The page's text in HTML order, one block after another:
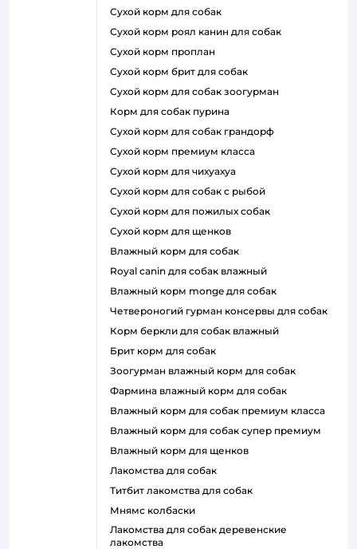
сухой корм для собак
сухой корм роял канин для собак
сухой корм проплан
сухой корм брит для собак
сухой корм для собак зоогурман
корм для собак пурина
сухой корм для собак грандорф
сухой корм премиум класса
сухой корм для чихуахуа
сухой корм для собак с рыбой
сухой корм для пожилых собак
сухой корм для щенков
влажный корм для собак
royal canin для собак влажный
влажный корм monge для собак
четвероногий гурман консервы для собак
корм беркли для собак влажный
брит корм для собак
зоогурман влажный корм для собак
фармина влажный корм для собак
влажный корм для собак премиум класса
влажный корм для собак супер премиум
влажный корм для щенков
лакомства для собак
титбит лакомства для собак
мнямс колбаски
лакомства для собак деревенские
лакомства